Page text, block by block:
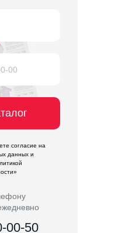
00-50
согласие на
данных и